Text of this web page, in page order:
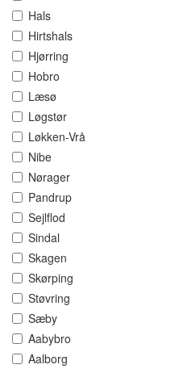
Hals
Hirtshals
Hjørring
Hobro
Læsø
Løgstør
Løkken-Vrå
Nibe
Nørager
Pandrup
Sejlflod
Sindal
Skagen
Skørping
Støvring
Sæby
Aabybro
Aalborg